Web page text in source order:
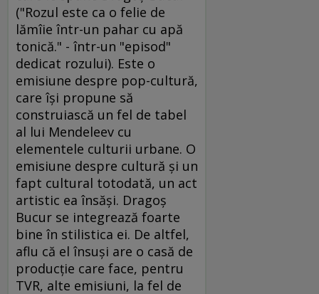
("Rozul este ca o felie de
lămîie într-un pahar cu apă
tonică." - într-un "episod"
dedicat rozului). Este o
emisiune despre pop-cultură,
care îşi propune să
construiască un fel de tabel
al lui Mendeleev cu
elementele culturii urbane. O
emisiune despre cultură şi un
fapt cultural totodată, un act
artistic ea însăşi. Dragoş
Bucur se integrează foarte
bine în stilistica ei. De altfel,
aflu că el însuşi are o casă de
producţie care face, pentru
TVR, alte emisiuni, la fel de